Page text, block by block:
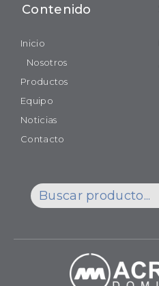
Contenido
Inicio
Nosotros
Productos
Equipo
Noticias
Contacto